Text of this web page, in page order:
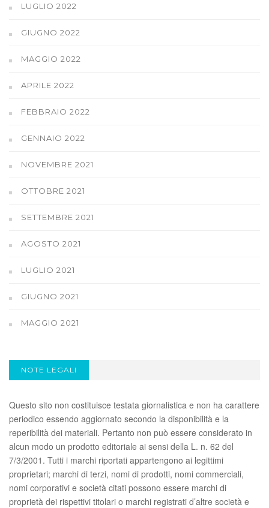
LUGLIO 2022
GIUGNO 2022
MAGGIO 2022
APRILE 2022
FEBBRAIO 2022
GENNAIO 2022
NOVEMBRE 2021
OTTOBRE 2021
SETTEMBRE 2021
AGOSTO 2021
LUGLIO 2021
GIUGNO 2021
MAGGIO 2021
NOTE LEGALI
Questo sito non costituisce testata giornalistica e non ha carattere
periodico essendo aggiornato secondo la disponibilità e la
reperibilità dei materiali. Pertanto non può essere considerato in
alcun modo un prodotto editoriale ai sensi della L. n. 62 del
7/3/2001. Tutti i marchi riportati appartengono ai legittimi
proprietari; marchi di terzi, nomi di prodotti, nomi commerciali,
nomi corporativi e società citati possono essere marchi di
proprietà dei rispettivi titolari o marchi registrati d’altre società e